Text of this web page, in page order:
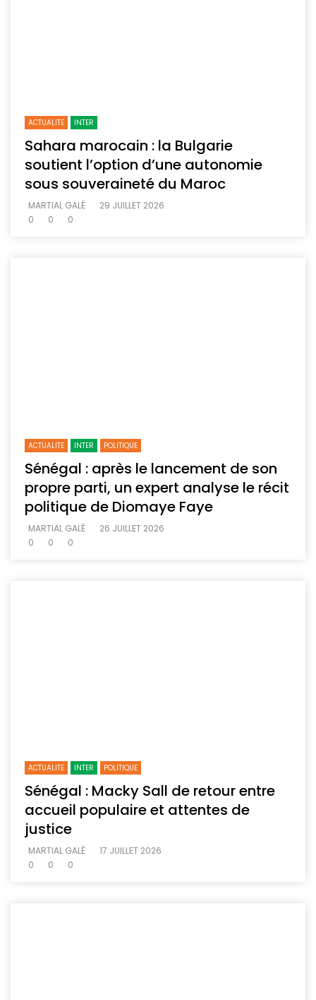
ACTUALITE INTER
Sahara marocain : la Bulgarie
soutient l’option d’une autonomie
sous souveraineté du Maroc
MARTIAL GALÉ
29 JUILLET 2026
0
0 0
ACTUALITE INTER POLITIQUE
Sénégal : après le lancement de son
propre parti, un expert analyse le récit
politique de Diomaye Faye
MARTIAL GALÉ
26 JUILLET 2026
0
0 0
ACTUALITE INTER POLITIQUE
Sénégal : Macky Sall de retour entre
accueil populaire et attentes de
justice
MARTIAL GALÉ
17 JUILLET 2026
0
0 0